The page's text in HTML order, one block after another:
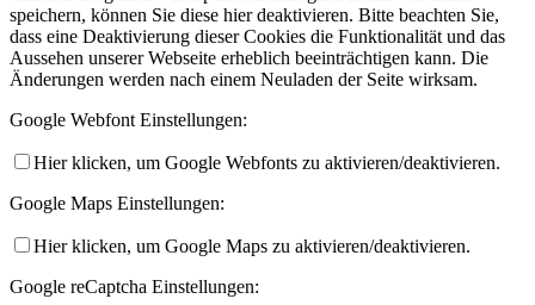
speichern, können Sie diese hier deaktivieren. Bitte beachten Sie,
dass eine Deaktivierung dieser Cookies die Funktionalität und das
Aussehen unserer Webseite erheblich beeinträchtigen kann. Die
Änderungen werden nach einem Neuladen der Seite wirksam.
Google Webfont Einstellungen:
Hier klicken, um Google Webfonts zu aktivieren/deaktivieren.
Google Maps Einstellungen:
Hier klicken, um Google Maps zu aktivieren/deaktivieren.
Google reCaptcha Einstellungen: